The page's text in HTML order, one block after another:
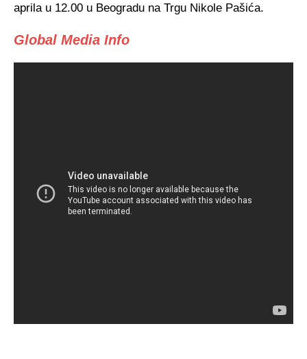
aprila u 12.00 u Beogradu na Trgu Nikole Pašića.
Global Media Info